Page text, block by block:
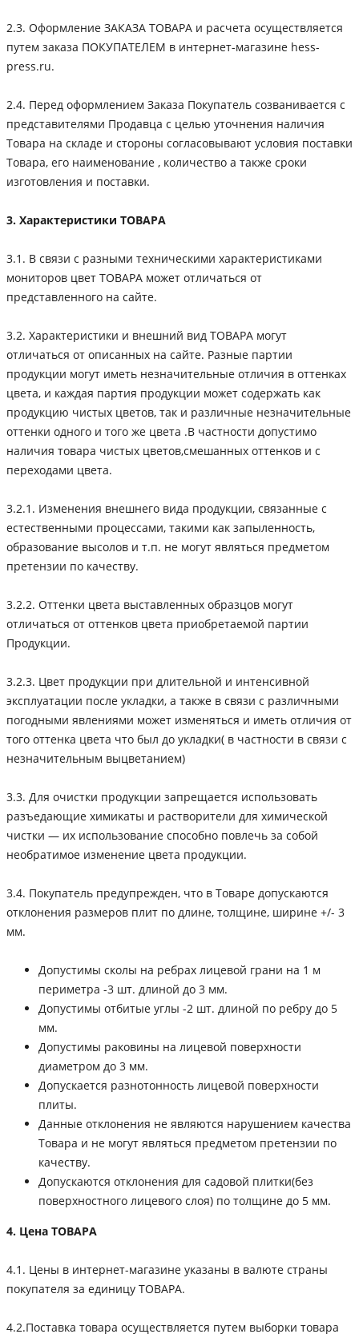
2.3. Оформление ЗАКАЗА ТОВАРА и расчета осуществляется
путем заказа ПОКУПАТЕЛЕМ в интернет-магазине hess-
press.ru.
2.4. Перед оформлением Заказа Покупатель созванивается с
представителями Продавца с целью уточнения наличия
Товара на складе и стороны согласовывают условия поставки
Товара, его наименование , количество а также сроки
изготовления и поставки.
3. Характеристики ТОВАРА
3.1. В связи с разными техническими характеристиками
мониторов цвет ТОВАРА может отличаться от
представленного на сайте.
3.2. Характеристики и внешний вид ТОВАРА могут
отличаться от описанных на сайте. Разные партии
продукции могут иметь незначительные отличия в оттенках
цвета, и каждая партия продукции может содержать как
продукцию чистых цветов, так и различные незначительные
оттенки одного и того же цвета .В частности допустимо
наличия товара чистых цветов,смешанных оттенков и с
переходами цвета.
3.2.1. Изменения внешнего вида продукции, связанные с
естественными процессами, такими как запыленность,
образование высолов и т.п. не могут являться предметом
претензии по качеству.
3.2.2. Оттенки цвета выставленных образцов могут
отличаться от оттенков цвета приобретаемой партии
Продукции.
3.2.3. Цвет продукции при длительной и интенсивной
эксплуатации после укладки, а также в связи с различными
погодными явлениями может изменяться и иметь отличия от
того оттенка цвета что был до укладки( в частности в связи с
незначительным выцветанием)
3.3. Для очистки продукции запрещается использовать
разъедающие химикаты и растворители для химической
чистки — их использование способно повлечь за собой
необратимое изменение цвета продукции.
3.4. Покупатель предупрежден, что в Товаре допускаются
отклонения размеров плит по длине, толщине, ширине +/- 3
мм.
Допустимы сколы на ребрах лицевой грани на 1 м
периметра -3 шт. длиной до 3 мм.
Допустимы отбитые углы -2 шт. длиной по ребру до 5
мм.
Допустимы раковины на лицевой поверхности
диаметром до 3 мм.
Допускается разнотонность лицевой поверхности
плиты.
Данные отклонения не являются нарушением качества
Товара и не могут являться предметом претензии по
качеству.
Допускаются отклонения для садовой плитки(без
поверхностного лицевого слоя) по толщине до 5 мм.
4. Цена ТОВАРА
4.1. Цены в интернет-магазине указаны в валюте страны
покупателя за единицу ТОВАРА.
4.2.Поставка товара осуществляется путем выборки товара